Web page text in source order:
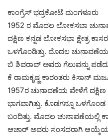
ಕಾಂಗ್ರೆಸ್ ಭದ್ರಕೋಟೆ ಮಂಗಳೂರು
1952 ರ ಮೊದಲ ಲೋಕಸಬಾ
ದಕ್ಷಿಣ ಕನ್ನಡ ಲೋಕಸಭಾ ಕ್ಷೇತ್ರ
ಒಳಗೊಂಡಿತ್ತು. ಮೊದಲ
ಬಿ ಶಿವರಾವ್ ಅವರು ಗೆಲುವನ್ನು
ಕೆ ರಾಮಕೃಷ್ಣ ಕಾರಂತರು ಕಿಸಾನ್
1957ರ ಚುನಾವಣೆಯ ವೇಳೆಗೆ ದಕ್ಷಿಣ
ಭಾಗವಾಗಿತ್ತು. ಕೊಡಗನ್ನೂ ಒಳಗೊಂಡ
ಬಂದಿತ್ತು. ಮೊದಲ ಚುನಾವಣೆಯಲ್ಲಿ
ಆಚಾರ್ ಅವರು ಸಂಸದರಾಗಿ